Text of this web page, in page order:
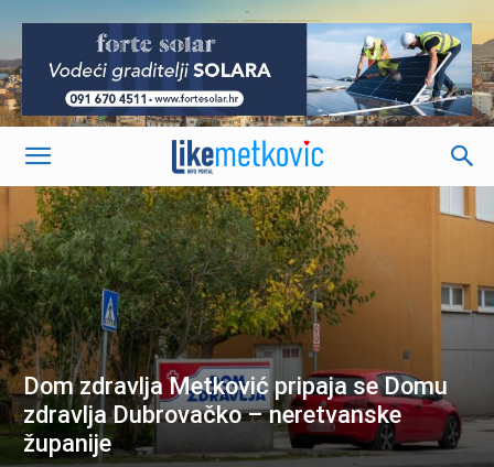
-
Dom zdravlja Metković pripaja se Domu
zdravlja Dubrovačko – neretvanske
županije